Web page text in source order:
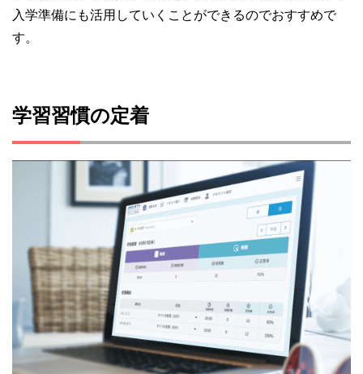
入学準備にも活用していくことができるのでおすすめで
す。
学習習慣の定着